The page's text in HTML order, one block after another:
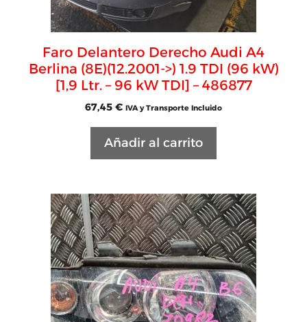
Faro Delantero Derecho Audi A4
Berlina (8E)(12.2001->) 1.9 TDI (96 kW)
[1,9 Ltr. – 96 kW TDI] – 486877
67,45 € IVA y Transporte Incluido
Añadir al carrito